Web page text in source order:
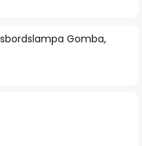
Gomba,